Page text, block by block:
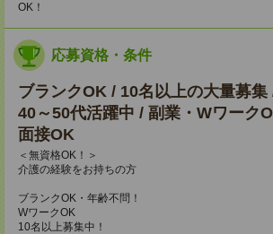
OK！
応募資格・条件
ブランクOK / 10名以上の大量募集
40～50代活躍中 / 副業・Wワーク
面接OK
＜無資格OK！＞
介護の経験をお持ちの方
ブランクOK・年齢不問！
WワークOK
10名以上募集中！